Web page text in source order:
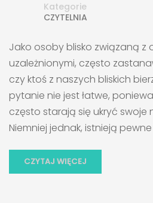
Kategorie
CZYTELNIA
Jako osoby blisko związaną z
uzależnionymi, często
czy ktoś z naszych bliskich
pytanie nie jest łatwe,
często starają się ukryć swoje
Niemniej jednak, istnieją pewne
CZYTAJ WIĘCEJ